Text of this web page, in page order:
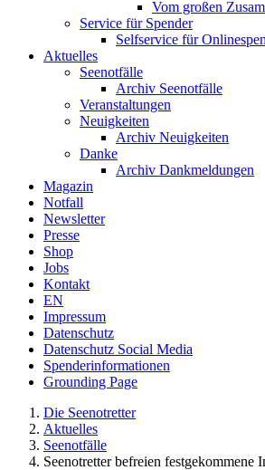
Vom großen
Service für Spender
Selfservice für
Aktuelles
Seenotfälle
Archiv Seenotfälle
Veranstaltungen
Neuigkeiten
Archiv Neuigkeiten
Danke
Archiv Dankmeldungen
Magazin
Notfall
Newsletter
Presse
Shop
Jobs
Kontakt
EN
Impressum
Datenschutz
Datenschutz Social Media
Spenderinformationen
Grounding Page
Die Seenotretter
Aktuelles
Seenotfälle
Seenotretter befreien festgekommene